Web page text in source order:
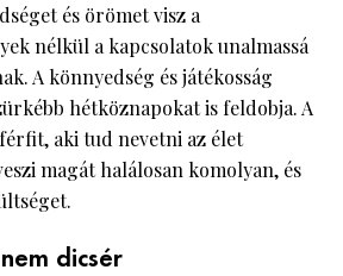
és örömet visz a
nélkül a kapcsolatok unalmassá
A könnyedség és játékosság
hétköznapokat is feldobja. A
aki tud nevetni az élet
magát halálosan komolyan, és
dicsér